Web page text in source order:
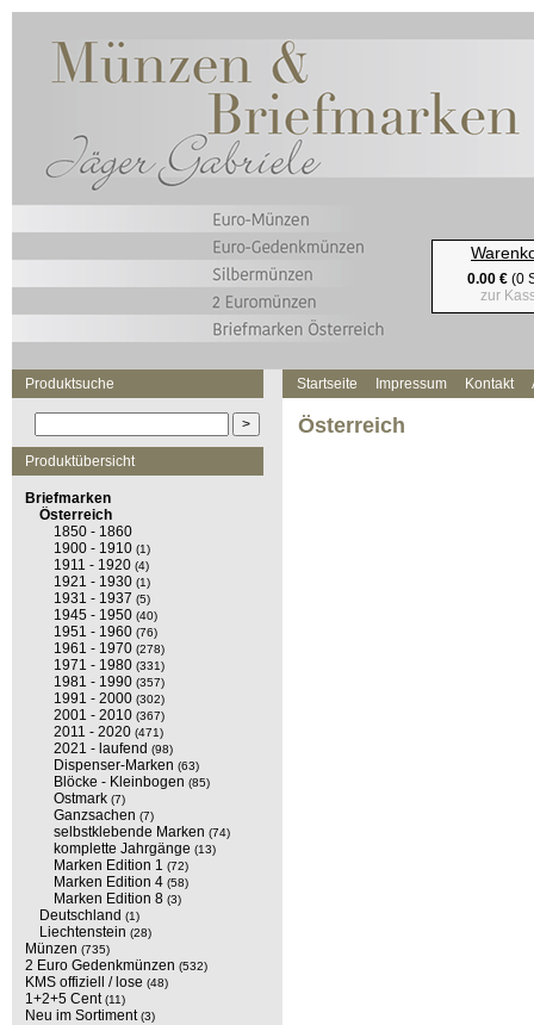
0.00 € (0
zur
Produktsuche
Produktübersicht
Briefmarken
Österreich
1850 - 1860
1900 - 1910 (1)
1911 - 1920 (4)
1921 - 1930 (1)
1931 - 1937 (5)
1945 - 1950 (40)
1951 - 1960 (76)
1961 - 1970 (278)
1971 - 1980 (331)
1981 - 1990 (357)
1991 - 2000 (302)
2001 - 2010 (367)
2011 - 2020 (471)
2021 - laufend (98)
Dispenser-Marken (63)
Blöcke - Kleinbogen (85)
Ostmark (7)
Ganzsachen (7)
selbstklebende Marken (74)
komplette Jahrgänge (13)
Marken Edition 1 (72)
Marken Edition 4 (58)
Marken Edition 8 (3)
Deutschland (1)
Liechtenstein (28)
Münzen (735)
2 Euro Gedenkmünzen (532)
KMS offiziell / lose (48)
1+2+5 Cent (11)
Neu im Sortiment (3)
Startseite Impressum Kontakt
Österreich